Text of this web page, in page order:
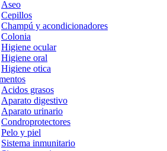
Aseo
Cepillos
Champú y acondicionadores
Colonia
Higiene ocular
Higiene oral
Higiene otica
Acidos grasos
Aparato digestivo
Aparato urinario
Condroprotectores
Pelo y piel
Sistema inmunitario